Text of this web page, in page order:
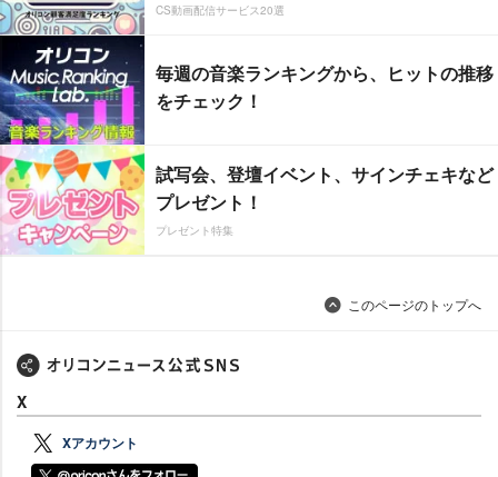
CS動画配信サービス20選
毎週の音楽ランキングから、ヒットの推移
をチェック！
試写会、登壇イベント、サインチェキなど
プレゼント！
プレゼント特集
このページのトップへ
X
Xアカウント